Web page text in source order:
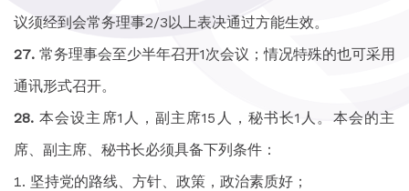
议须经到会常务理事2/3以上表决通过方能生效。
常务理事会至少半年召开1次会议；情况特殊的也可采用
通讯形式召开。
本会设主席1人，副主席15人，秘书长1人。本会的主
席、副主席、秘书长必须具备下列条件：
坚持党的路线、方针、政策，政治素质好；